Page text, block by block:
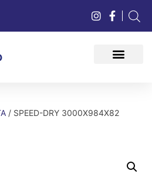
/ SPEED-DRY 3000X984X82